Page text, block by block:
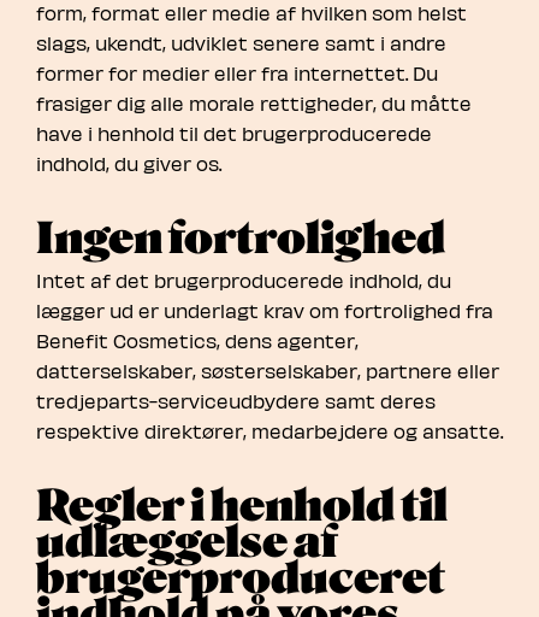
form, format eller medie af hvilken som helst
slags, ukendt, udviklet senere samt i andre
former for medier eller fra internettet. Du
frasiger dig alle morale rettigheder, du måtte
have i henhold til det brugerproducerede
indhold, du giver os.
Ingen fortrolighed
Intet af det brugerproducerede indhold, du
lægger ud er underlagt krav om fortrolighed fra
Benefit Cosmetics, dens agenter,
datterselskaber, søsterselskaber, partnere eller
tredjeparts-serviceudbydere samt deres
respektive direktører, medarbejdere og ansatte.
Regler i henhold til
udlæggelse af
brugerproduceret